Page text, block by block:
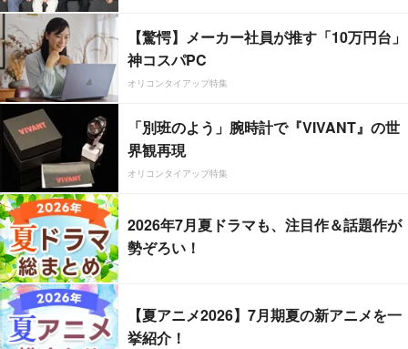
【驚愕】メーカー社員が推す「10万円台」
神コスパPC
オリコンタイアップ特集
「別班のよう」腕時計で『VIVANT』の世
界観再現
オリコンタイアップ特集
2026年7月夏ドラマも、注目作＆話題作が
勢ぞろい！
【夏アニメ2026】7月期夏の新アニメを一
挙紹介！